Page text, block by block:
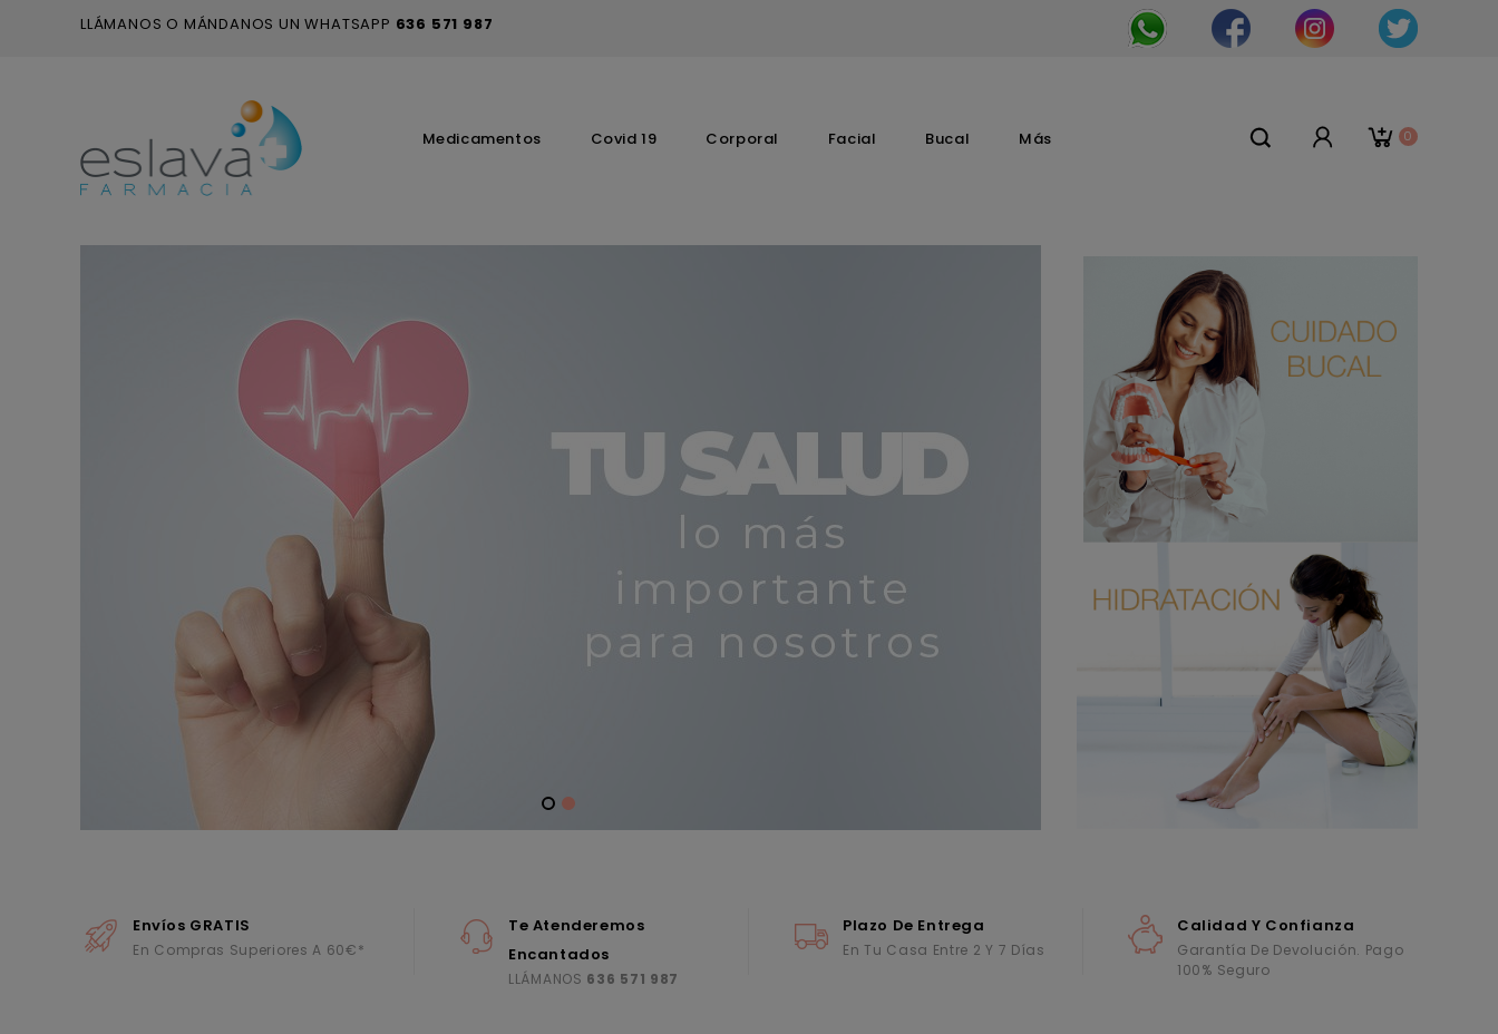
LLÁMANOS O MÁNDANOS UN WHATSAPP 636 571 987
0
Medicamentos Covid 19 Corporal Facial Bucal Más
Envíos GRATIS
En Compras Superiores A 60€*
Te Atenderemos
Encantados
LLÁMANOS 636 571 987
Plazo De Entrega
En Tu Casa Entre 2 Y 7 Días
Calidad Y Confianza
Garantía De Devolución. Pago
100% Seguro